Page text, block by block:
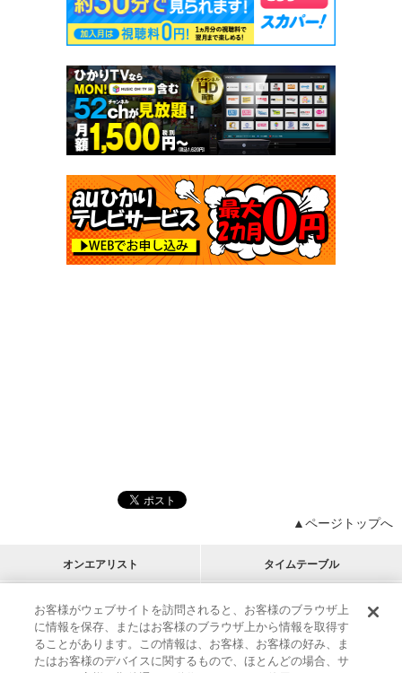
▲ページトップへ
オンエアリスト タイムテーブル
プログラムリスト チャート
アーティストリスト
M-ON!
RECOMMEND
リクエスト
お客様がウェブサイトを訪問されると、お客様のブラウザ上
に情報を保存、またはお客様のブラウザ上から情報を取得す
ることがあります。この情報は、お客様、お客様の好み、ま
たはお客様のデバイスに関するもので、ほとんどの場合、サ